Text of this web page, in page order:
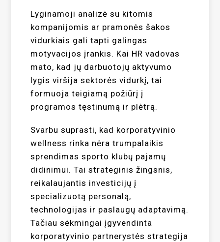
Lyginamoji analizė su kitomis
kompanijomis ar pramonės šakos
vidurkiais gali tapti galingas
motyvacijos įrankis. Kai HR vadovas
mato, kad jų darbuotojų aktyvumo
lygis viršija sektorės vidurkį, tai
formuoja teigiamą požiūrį į
programos tęstinumą ir plėtrą.
Svarbu suprasti, kad korporatyvinio
wellness rinka nėra trumpalaikis
sprendimas sporto klubų pajamų
didinimui. Tai strateginis žingsnis,
reikalaujantis investicijų į
specializuotą personalą,
technologijas ir paslaugų adaptavimą.
Tačiau sėkmingai įgyvendinta
korporatyvinio partnerystės strategija